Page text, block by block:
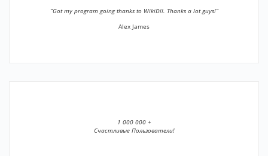
”Got my program going thanks to WikiDll. Thanks a lot guys!”
Alex James
1 000 000 +
Счастливые Пользователи!